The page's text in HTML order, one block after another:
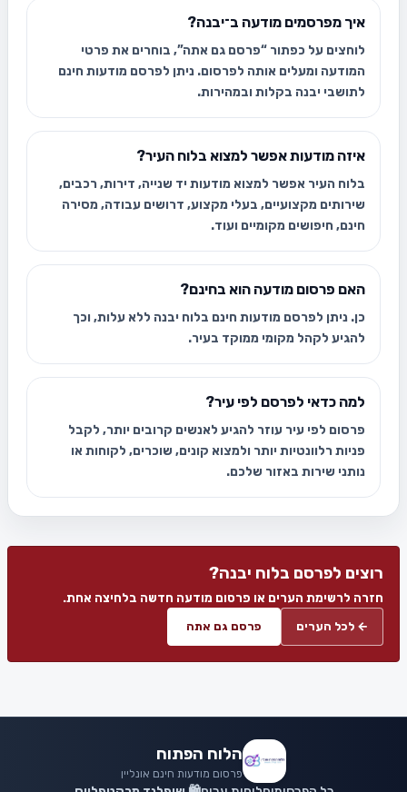
איך מפרסמים מודעה ב־יבנה?
לוחצים על כפתור “פרסם גם אתה”, בוחרים את פרטי
המודעה ומעלים אותה לפרסום. ניתן לפרסם מודעות חינם
לתושבי יבנה בקלות ובמהירות.
איזה מודעות אפשר למצוא בלוח העיר?
בלוח העיר אפשר למצוא מודעות יד שנייה, דירות, רכבים,
שירותים מקצועיים, בעלי מקצוע, דרושים עבודה, מסירה
חינם, חיפושים מקומיים ועוד.
האם פרסום מודעה הוא בחינם?
כן. ניתן לפרסם מודעות חינם בלוח יבנה ללא עלות, וכך
להגיע לקהל מקומי ממוקד בעיר.
למה כדאי לפרסם לפי עיר?
פרסום לפי עיר עוזר להגיע לאנשים קרובים יותר, לקבל
פניות רלוונטיות יותר ולמצוא קונים, שוכרים, לקוחות או
נותני שירות באזור שלכם.
רוצים לפרסם בלוח יבנה?
חזרה לרשימת הערים או פרסום מודעה חדשה בלחיצה אחת.
← לכל הערים פרסם גם אתה
הלוח הפתוח
פרסום מודעות חינם אונליין